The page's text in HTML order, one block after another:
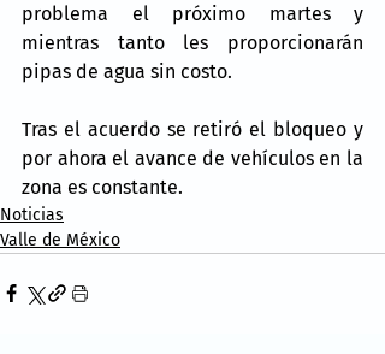
problema el próximo martes y
mientras tanto les proporcionarán
pipas de agua sin costo.
Tras el acuerdo se retiró el bloqueo y
por ahora el avance de vehículos en la
zona es constante.
Noticias
Valle de México